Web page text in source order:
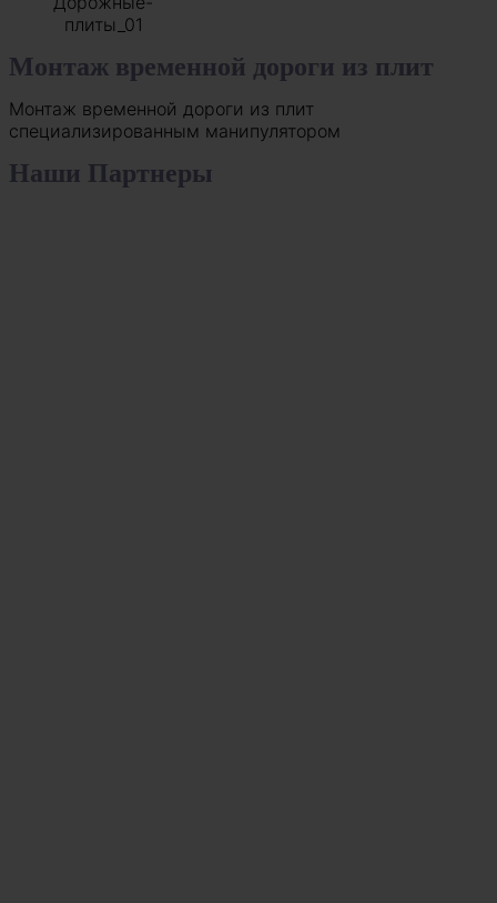
Монтаж временной дороги из плит
Монтаж временной дороги из плит
специализированным манипулятором
Наши Партнеры